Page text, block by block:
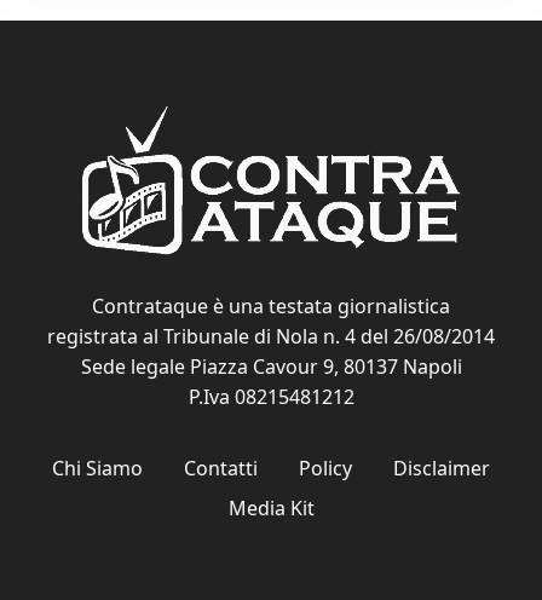
Contrataque è una testata giornalistica
registrata al Tribunale di Nola n. 4 del 26/08/2014
Sede legale Piazza Cavour 9, 80137 Napoli
P.Iva 08215481212
Chi Siamo Contatti Policy
Disclaimer
Media Kit